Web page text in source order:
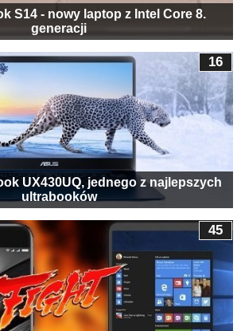
S14 - nowy laptop z Intel Core 8.
generacji
UX430UQ, jednego z najlepszych
ultrabooków
16
45